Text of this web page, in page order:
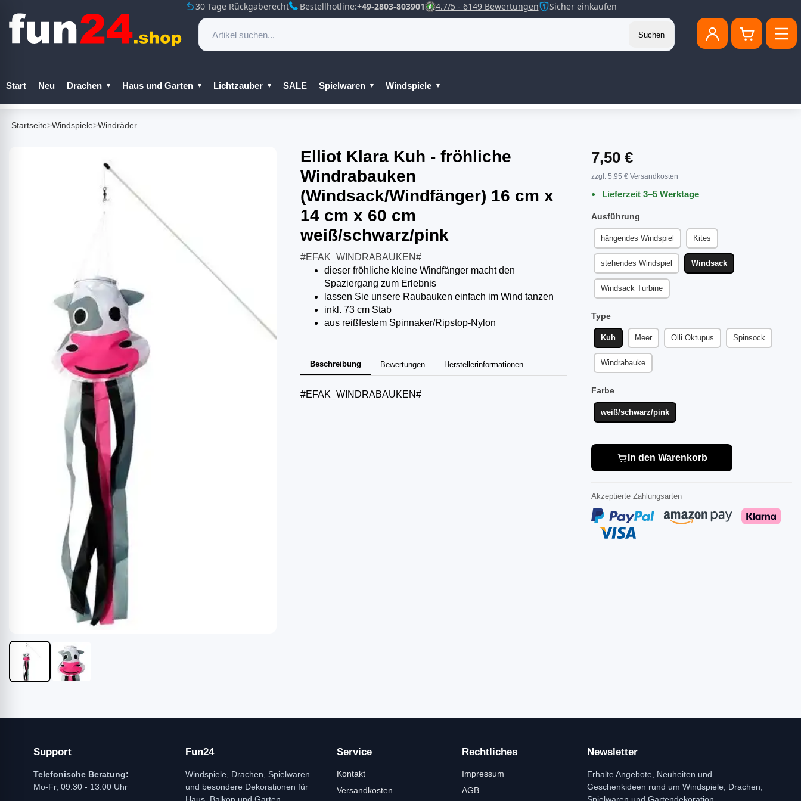
30 Tage Rückgaberecht Bestellhotline:+49-2803-803901 4.7/5 - 6149 Bewertungen Sicher einkaufen
Suchen
Start Neu Drachen Haus und Garten Lichtzauber SALE Spielwaren Windspiele
Startseite>Windspiele>Windräder
Elliot Klara Kuh - fröhliche
Windrabauken
(Windsack/Windfänger) 16 cm x
14 cm x 60 cm
weiß/schwarz/pink
#EFAK_WINDRABAUKEN#
dieser fröhliche kleine Windfänger macht den
Spaziergang zum Erlebnis
lassen Sie unsere Raubauken einfach im Wind tanzen
inkl. 73 cm Stab
aus reißfestem Spinnaker/Ripstop-Nylon
Beschreibung Bewertungen Herstellerinformationen
#EFAK_WINDRABAUKEN#
7,50 €
zzgl. 5,95 € Versandkosten
Lieferzeit 3–5 Werktage
Ausführung
hängendes Windspiel Kites
stehendes Windspiel Windsack
Windsack Turbine
Type
Kuh Meer Olli Oktupus Spinsock
Windrabauke
Farbe
weiß/schwarz/pink
In den Warenkorb
Akzeptierte Zahlungsarten
Support
Telefonische Beratung:
Mo-Fr, 09:30 - 13:00 Uhr
Fun24
Windspiele, Drachen, Spielwaren
und besondere Dekorationen für
Service
Kontakt
Versandkosten
Rechtliches
Impressum
AGB
Newsletter
Erhalte Angebote, Neuheiten und
Geschenkideen rund um Windspiele, Drachen,